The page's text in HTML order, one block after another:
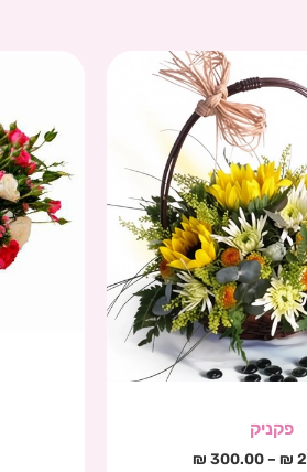
פקניק
₪
–
₪ 300.00